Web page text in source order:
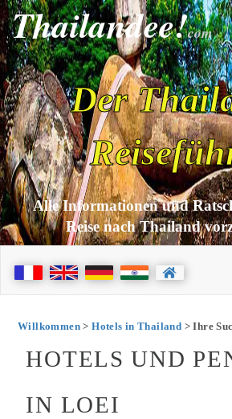
Thailandee!com
Der
Alle Informationen und
Reise nach Thailand
Willkommen>Hotels in Thailand > Ihre
HOTELS UND
IN LOEI